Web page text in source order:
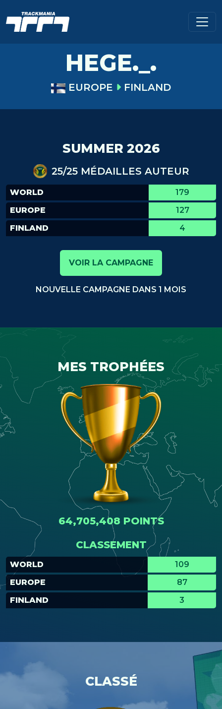
HEGE._.
EUROPE FINLAND
SUMMER 2026
25/25 MÉDAILLES AUTEUR
WORLD
179
EUROPE
127
FINLAND
4
VOIR LA CAMPAGNE
NOUVELLE CAMPAGNE DANS 1 MOIS
MES TROPHÉES
64,705,408 POINTS
CLASSEMENT
WORLD
109
EUROPE
87
FINLAND
3
CLASSÉ